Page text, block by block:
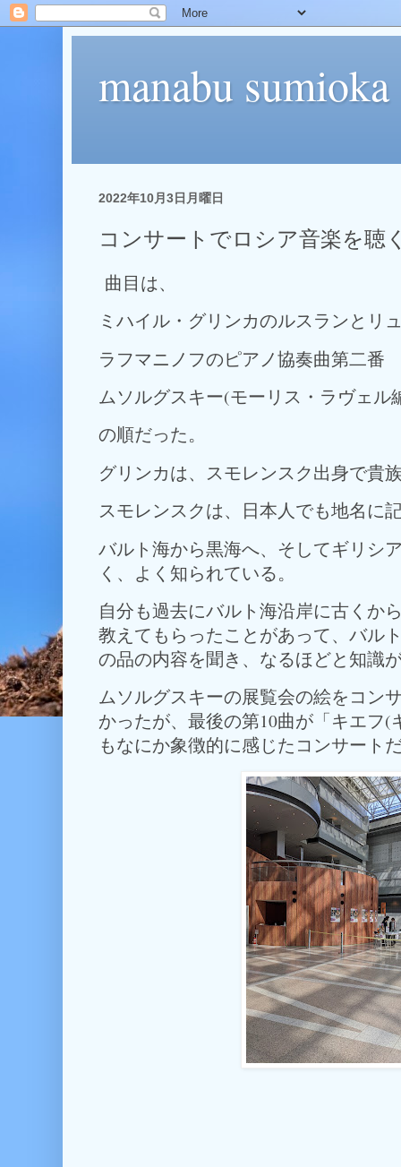
manabu sumioka
2022年10月3日月曜日
コンサートでロシア音楽を聴
曲目は、
ミハイル・グリンカのルスランとリ
ラフマニノフのピアノ協奏曲第二番
ムソルグスキー(モーリス・ラヴェル
の順だった。
グリンカは、スモレンスク出身で貴
スモレンスクは、日本人でも地名に
バルト海から黒海へ、そしてギリシ
く、よく知られている。
自分も過去にバルト海沿岸に古くか
教えてもらったことがあって、バル
の品の内容を聞き、なるほどと知識
ムソルグスキーの展覧会の絵をコン
かったが、最後の第10曲が「キエフ
もなにか象徴的に感じたコンサート